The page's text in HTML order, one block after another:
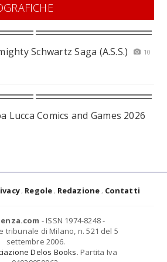
Schwartz Saga (A.S.S.)
10
Lucca Comics and Games 2026
Regole Redazione Contatti
- ISSN 1974-8248 -
tribunale di Milano, n. 521 del 5
settembre 2006.
Delos Books. Partita Iva